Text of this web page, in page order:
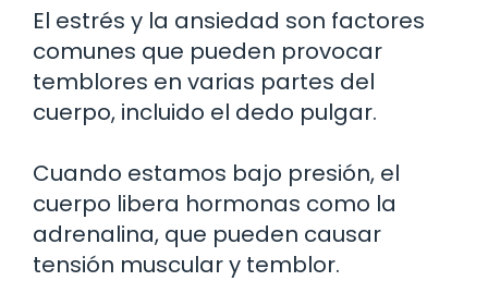
El estrés y la ansiedad son factores
comunes que pueden provocar
temblores en varias partes del
cuerpo, incluido el dedo pulgar.
Cuando estamos bajo presión, el
cuerpo libera hormonas como la
adrenalina, que pueden causar
tensión muscular y temblor.